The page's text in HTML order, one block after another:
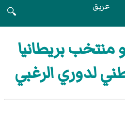
عريق
🔍
بريطانيا
لدوري الرغبي